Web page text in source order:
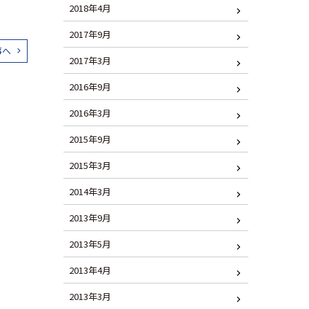
2018年4月
2017年9月
2017年3月
2016年9月
2016年3月
2015年9月
2015年3月
2014年3月
2013年9月
2013年5月
2013年4月
2013年3月